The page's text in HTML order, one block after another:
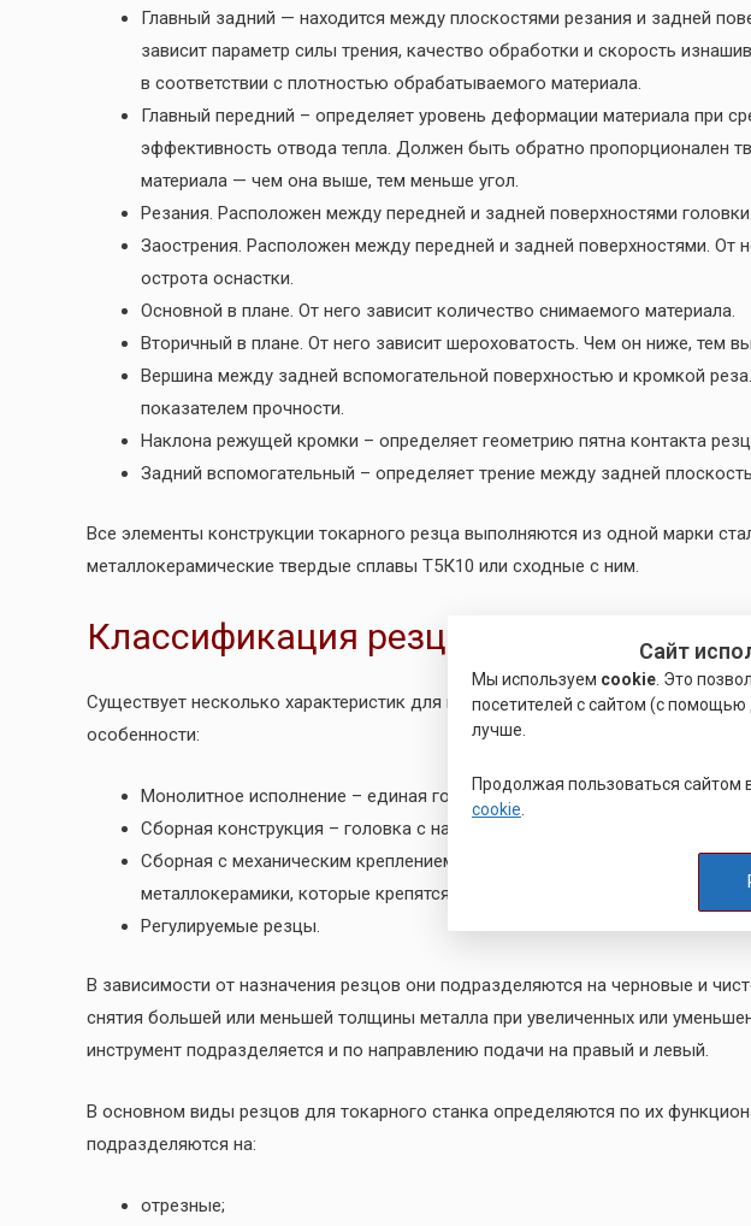
Главный задний — находится между плоскостями резания и задней
зависит параметр силы трения, качество обработки и скорость
в соответствии с плотностью обрабатываемого материала.
Главный передний – определяет уровень деформации материала при
эффективность отвода тепла. Должен быть обратно пропорционален
материала — чем она выше, тем меньше угол.
Резания. Расположен между передней и задней поверхностями головки.
Заострения. Расположен между передней и задней поверхностями. От
острота оснастки.
Основной в плане. От него зависит количество снимаемого материала.
Вторичный в плане. От него зависит шероховатость. Чем он ниже, тем
Вершина между задней вспомогательной поверхностью и кромкой
показателем прочности.
Наклона режущей кромки – определяет геометрию пятна контакта
Задний вспомогательный – определяет трение между задней
Все элементы конструкции токарного резца выполняются из одной марки
металлокерамические твердые сплавы Т5К10 или сходные с ним.
Классификация резцов
Существует несколько характеристик для классификации резцов. В первую
особенности:
Монолитное исполнение – единая головка и державка.
Сборная конструкция – головка с напайкой из твердой марки стали.
Сборная с механическим креплением. Данные типы токарных резцов
металлокерамики, которые крепятся болтовым соединением.
Регулируемые резцы.
В зависимости от назначения резцов они подразделяются на черновые и
снятия большей или меньшей толщины металла при увеличенных или
инструмент подразделяется и по направлению подачи на правый и левый.
В основном виды резцов для токарного станка определяются по их
подразделяются на:
отрезные;
Сайт
Мы используем cookie . Это
посетителей с сайтом (с
лучше.
Продолжая пользоваться сайтом
cookie